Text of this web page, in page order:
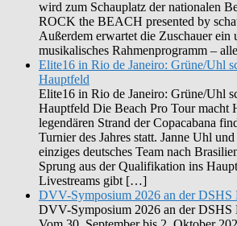
wird zum Schauplatz der nationalen
ROCK the BEACH presented by
Außerdem erwartet die Zuschauer ein
musikalisches Rahmenprogramm –
Elite16 in Rio de Janeiro: Grüne/Uhl
Hauptfeld
Elite16 in Rio de Janeiro: Grüne/Uhl
Hauptfeld Die Beach Pro Tour macht
legendären Strand der Copacabana
Turnier des Jahres statt. Janne Uhl
einziges deutsches Team nach
Sprung aus der Qualifikation ins
Livestreams gibt […]
DVV-Symposium 2026 an der DSHS
DVV-Symposium 2026 an der DSHS